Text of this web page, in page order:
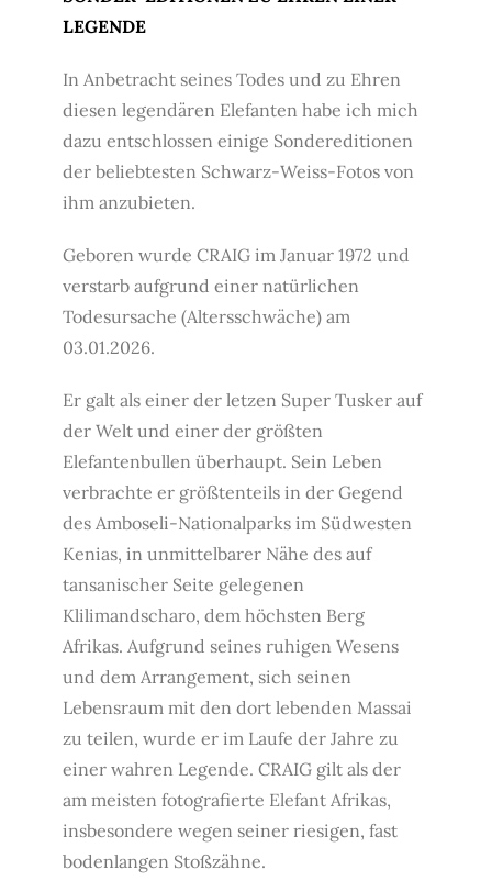
LEGENDE
In Anbetracht seines Todes und zu Ehren
diesen legendären Elefanten habe ich mich
dazu entschlossen einige Sondereditionen
der beliebtesten Schwarz-Weiss-Fotos von
ihm anzubieten.
Geboren wurde CRAIG im Januar 1972 und
verstarb aufgrund einer natürlichen
Todesursache (Altersschwäche) am
03.01.2026.
Er galt als einer der letzen Super Tusker auf
der Welt und einer der größten
Elefantenbullen überhaupt. Sein Leben
verbrachte er größtenteils in der Gegend
des Amboseli-Nationalparks im Südwesten
Kenias, in unmittelbarer Nähe des auf
tansanischer Seite gelegenen
Klilimandscharo, dem höchsten Berg
Afrikas. Aufgrund seines ruhigen Wesens
und dem Arrangement, sich seinen
Lebensraum mit den dort lebenden Massai
zu teilen, wurde er im Laufe der Jahre zu
einer wahren Legende. CRAIG gilt als der
am meisten fotografierte Elefant Afrikas,
insbesondere wegen seiner riesigen, fast
bodenlangen Stoßzähne.